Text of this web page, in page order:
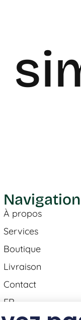
Navigation
À propos
Services
Boutique
Livraison
Contact
FR